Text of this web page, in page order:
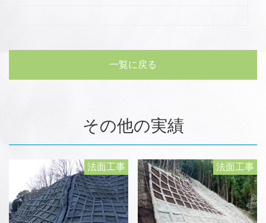
一覧に戻る
その他の実績
法面工事 法面工事